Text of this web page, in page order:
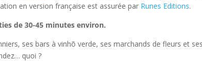
en version française est assurée par Runes Editions.
de 30-45 minutes environ.
ses bars à vinhõ verde, ses marchands de fleurs et ses
quoi ?